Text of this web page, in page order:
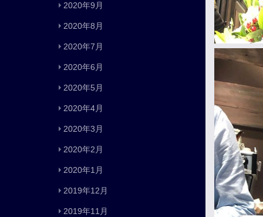
2020年9月
2020年8月
2020年7月
2020年6月
2020年5月
2020年4月
2020年3月
2020年2月
2020年1月
2019年12月
2019年11月